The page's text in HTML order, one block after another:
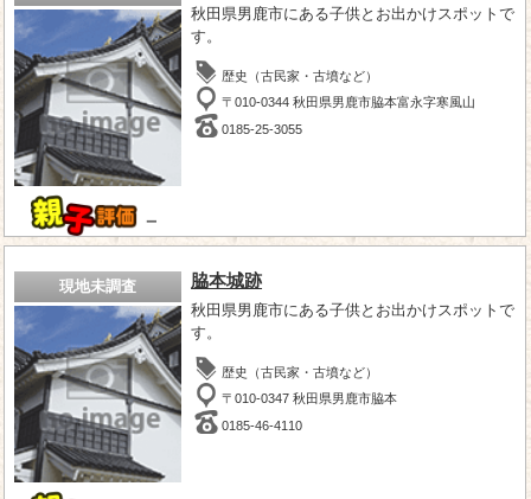
－
秋田県男鹿市にある子供とお出かけスポットで
す。
歴史（古民家・古墳など）
〒010-0344 秋田県男鹿市脇本富永字寒風山
0185-25-3055
現地未調査 脇本城跡
秋田県男鹿市にある子供とお出かけスポットで
す。
歴史（古民家・古墳など）
〒010-0347 秋田県男鹿市脇本
0185-46-4110